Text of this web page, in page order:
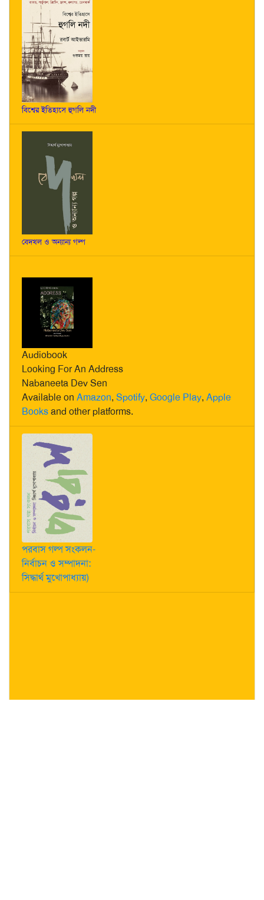
বিশ্বের ইতিহাসে হুগলি নদী
বেদখল ও অন্যান্য গল্প
Audiobook
Looking For An Address
Nabaneeta Dev Sen
Available on Amazon, Spotify, Google Play, Apple
Booksand other platforms.
পরবাস গল্প সংকলন-
নির্বাচন ও সম্পাদনা:
সিদ্ধার্থ মুখোপাধ্যায়)